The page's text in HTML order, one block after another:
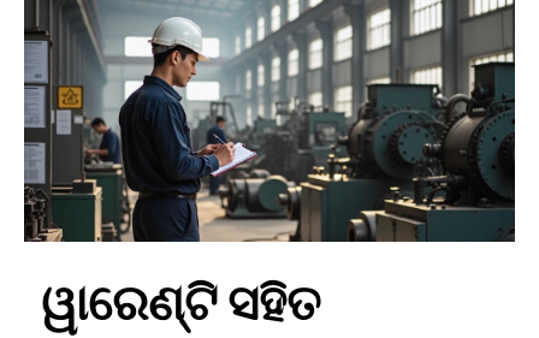
ୱାରେଣ୍ଟି ସହିତ